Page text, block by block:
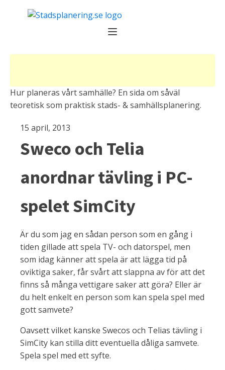
Hur planeras vårt samhälle? En sida om såväl
teoretisk som praktisk stads- & samhällsplanering.
15 april, 2013
Sweco och Telia
anordnar tävling i PC-
spelet SimCity
Är du som jag en sådan person som en gång i
tiden gillade att spela TV- och datorspel, men
som idag känner att spela är att lägga tid på
oviktiga saker, får svårt att slappna av för att det
finns så många vettigare saker att göra? Eller är
du helt enkelt en person som kan spela spel med
gott samvete?
Oavsett vilket kanske Swecos och Telias tävling i
SimCity kan stilla ditt eventuella dåliga samvete.
Spela spel med ett syfte.